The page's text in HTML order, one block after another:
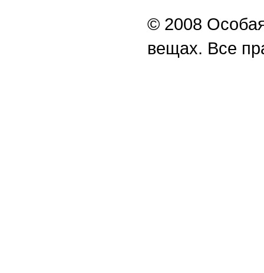
© 2008
вещах. Все